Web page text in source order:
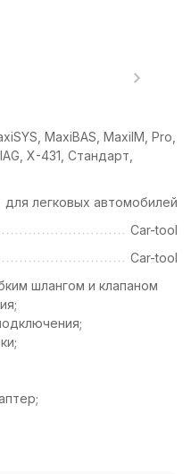
MaxiBAS, MaxiIM, Pro,
X-431, Стандарт,
для легковых автомобилей
Car-tool
Car-tool
шлангом и клапаном